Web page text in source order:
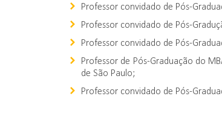
Professor convidado de Pós-
Professor convidado de Pós-
Professor convidado de Pós-
Professor de Pós-Graduação do
de São Paulo;
Professor convidado de Pós-